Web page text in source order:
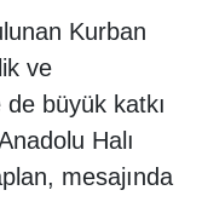
Kurban
ve
büyük katkı
Halı
mesajında